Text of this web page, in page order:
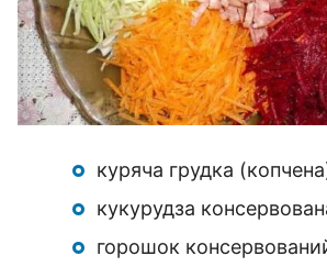
куряча грудка
кукурудза
горошок